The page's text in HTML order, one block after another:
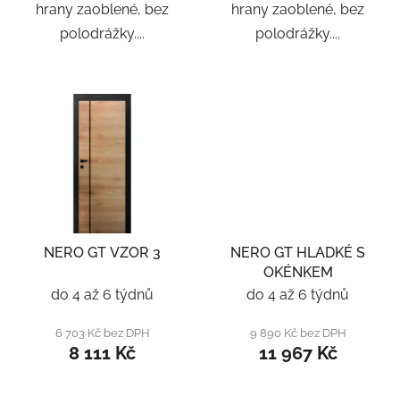
hrany zaoblené, bez
polodrážky....
hrany zaoblené, bez
polodrážky....
NERO GT VZOR 3
do 4 až 6 týdnů
6 703 Kč bez DPH
8 111 Kč
NERO GT HLADKÉ S
OKÉNKEM
do 4 až 6 týdnů
9 890 Kč bez DPH
11 967 Kč